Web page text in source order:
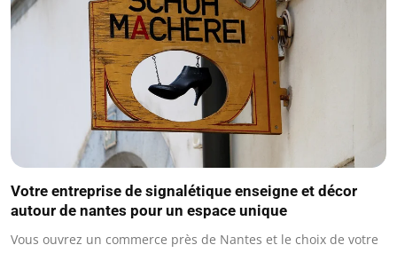
Votre entreprise de signalétique enseigne et décor
autour de nantes pour un espace unique
Vous ouvrez un commerce près de Nantes et le choix de votre